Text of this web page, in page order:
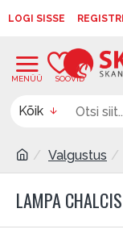
LOGI SISSE
Kõik
Valgustus
LAMPA